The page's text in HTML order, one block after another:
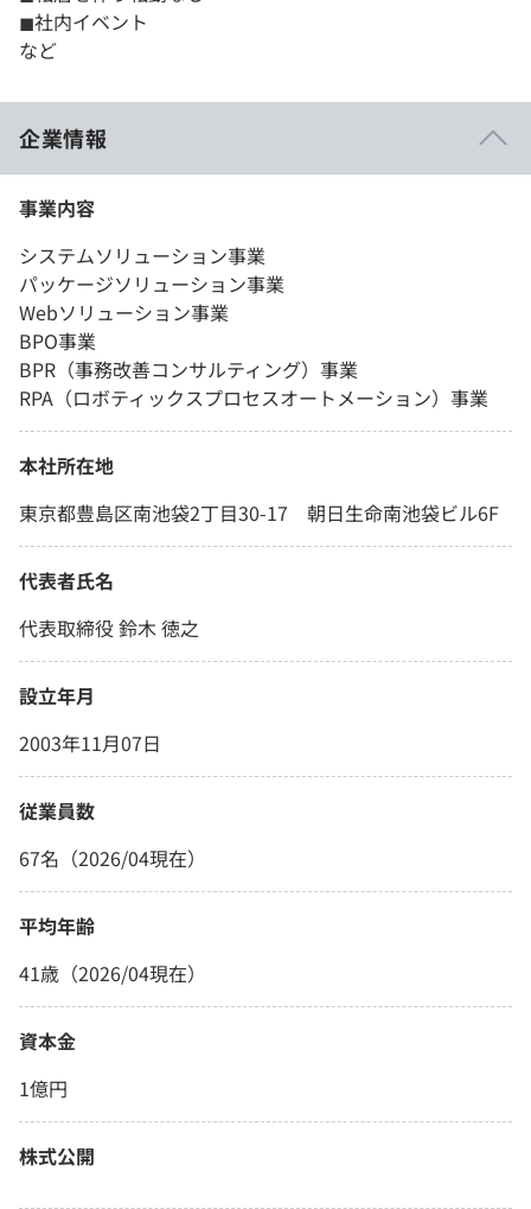
◼︎社内イベント
など
企業情報
事業内容
システムソリューション事業
パッケージソリューション事業
Webソリューション事業
BPO事業
BPR（事務改善コンサルティング）事業
RPA（ロボティックスプロセスオートメーション）事業
本社所在地
東京都豊島区南池袋2丁目30-17 朝日生命南池袋ビル6F
代表者氏名
代表取締役 鈴木 徳之
設立年月
2003年11月07日
従業員数
67名（2026/04現在）
平均年齢
41歳（2026/04現在）
資本金
1億円
株式公開